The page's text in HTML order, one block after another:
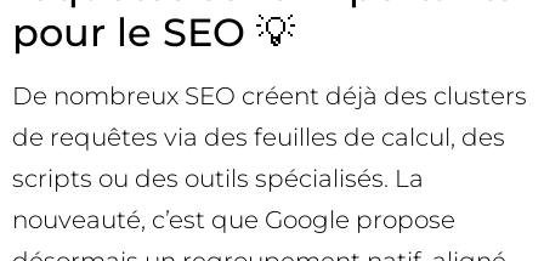
pour le SEO 💡
De nombreux SEO créent déjà des clusters
de requêtes via des feuilles de calcul, des
scripts ou des outils spécialisés. La
nouveauté, c’est que Google propose